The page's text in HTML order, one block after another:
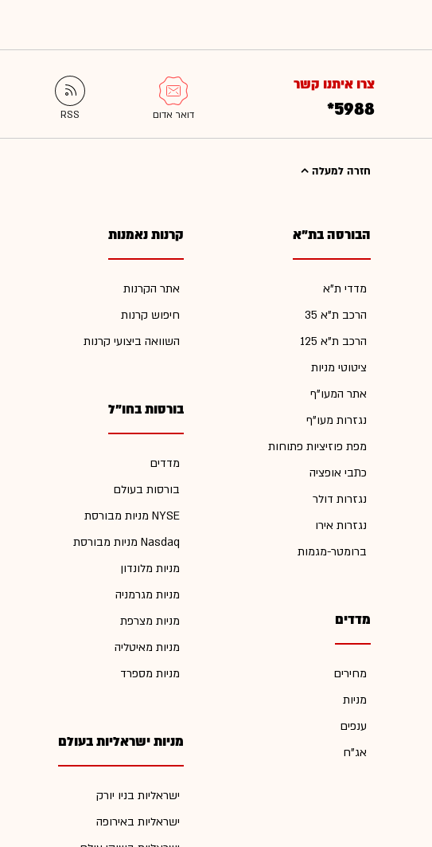
צרו איתנו קשר
*5988
חזרה למעלה
הבורסה בת"א
מדדי ת"א
הרכב ת"א 35
הרכב ת"א 125
ציטוטי מניות
אתר המעו"ף
נגזרות מעו"ף
מפת פוזיציות פתוחות
כתבי אופציה
נגזרות דולר
נגזרות אירו
ברומטר-מגמות
מדדים
מחירים
מניות
ענפים
אג"ח
קרנות נאמנות
אתר הקרנות
חיפוש קרנות
השוואה ביצועי קרנות
בורסות בחו"ל
מדדים
בורסות בעולם
מניות מבורסת NYSE
מניות מבורסת Nasdaq
מניות מלונדון
מניות מגרמניה
מניות מצרפת
מניות מאיטליה
מניות מספרד
מניות ישראליות בעולם
ישראליות בניו יורק
ישראליות באירופה